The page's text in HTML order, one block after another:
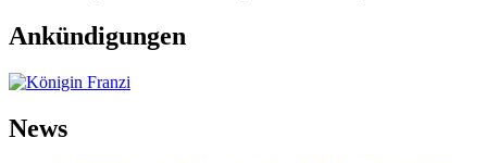
Ankündigungen
News